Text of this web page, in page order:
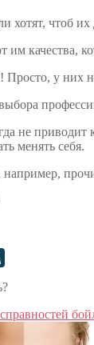
хотят, чтоб
качества,
Просто, у них
не приводит
менять себя.
например,